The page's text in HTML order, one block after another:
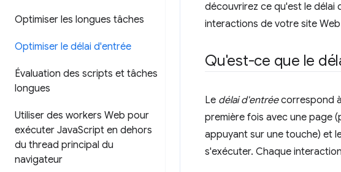
Optimiser les longues tâches
Optimiser le délai d'entrée
Évaluation des scripts et tâches
longues
Utiliser des workers Web pour
exécuter JavaScript en dehors
du thread principal du
navigateur
découvrirez ce qu'est le délai
interactions de votre site
Qu'est-ce que le
Le délai d'entréecorrespond
première fois avec une page
appuyant sur une touche) et
s'exécuter. Chaque